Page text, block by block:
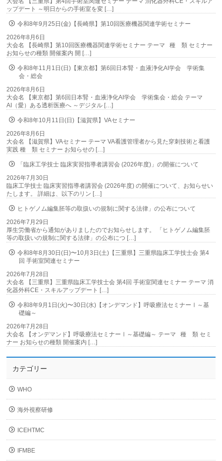
ップデート ～明日からの手術室を変 […]
令和8年9月25日(金)【長崎県】第10回医療機器関連学術セミナー
2026年8月6日
大会名 【長崎県】第10回医療機器関連学術セミナー テーマ 種 類 セミナー
お知らせの種類 開催案内 開 […]
令和8年11月1日(日)【東京都】第6回日本腎・血液浄化AI学会 学術集
会・総会
2026年8月6日
大会名 【東京都】第6回日本腎・血液浄化AI学会 学術集会・総会 テーマ
AI（愛）ある透析医療へ ～デジタル […]
令和8年10月11日(日)【滋賀県】VAセミナー
2026年8月6日
大会名 【滋賀県】VAセミナー テーマ VA看護管理者から見た穿刺技術と看護
実践 種 類 セミナー お知らせの […]
「臨床工学技士 臨床実習指導者講習会 (2026年度)」の開催について
2026年7月30日
臨床工学技士 臨床実習指導者講習会 (2026年度) の開催について、お知らせい
たします。 詳細は、以下のリン […]
ヒトゲノム編集胚等の取扱いの規制に関する法律」の公布について
2026年7月29日
厚生労働省から通知がありましたのでお知らせします。 「ヒトゲノム編集胚
等の取扱いの規制に関する法律」の公布につ […]
令和8年8月30日(日)〜10月3日(土)【三重県】三重県臨床工学技士会 第4
回 手術室関連セミナー
2026年7月28日
大会名 【三重県】三重県臨床工学技士会 第4回 手術室関連セミナー テーマ 消
化器外科CE・スキルアップデート […]
令和8年9月1日(火)〜30日(水)【オンデマンド】呼吸療法セミナーⅠ～基
礎編～
2026年7月28日
大会名 【オンデマンド】呼吸療法セミナーⅠ～基礎編～ テーマ 種 類 セミ
ナー お知らせの種類 開催案内 […]
カテゴリー
WHO
海外視察研修
ICEHTMC
IFMBE